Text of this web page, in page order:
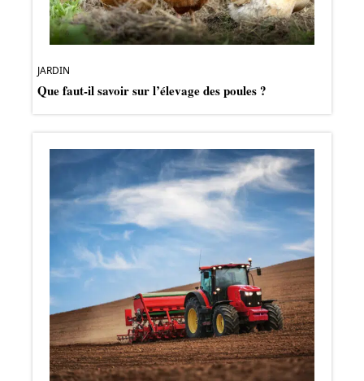
JARDIN
Que faut-il savoir sur l’élevage des poules ?